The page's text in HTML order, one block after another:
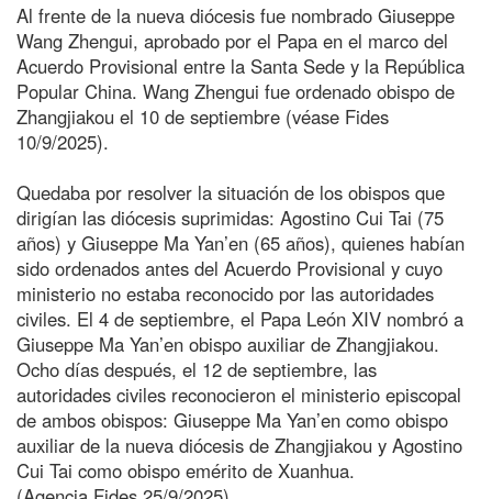
Al frente de la nueva diócesis fue nombrado Giuseppe
Wang Zhengui, aprobado por el Papa en el marco del
Acuerdo Provisional entre la Santa Sede y la República
Popular China. Wang Zhengui fue ordenado obispo de
Zhangjiakou el 10 de septiembre (véase Fides
10/9/2025).
Quedaba por resolver la situación de los obispos que
dirigían las diócesis suprimidas: Agostino Cui Tai (75
años) y Giuseppe Ma Yan’en (65 años), quienes habían
sido ordenados antes del Acuerdo Provisional y cuyo
ministerio no estaba reconocido por las autoridades
civiles. El 4 de septiembre, el Papa León XIV nombró a
Giuseppe Ma Yan’en obispo auxiliar de Zhangjiakou.
Ocho días después, el 12 de septiembre, las
autoridades civiles reconocieron el ministerio episcopal
de ambos obispos: Giuseppe Ma Yan’en como obispo
auxiliar de la nueva diócesis de Zhangjiakou y Agostino
Cui Tai como obispo emérito de Xuanhua.